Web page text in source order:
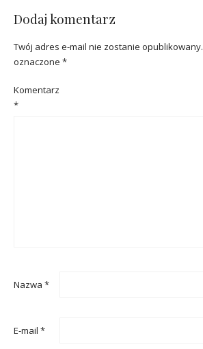
Dodaj komentarz
Twój adres e-mail nie zostanie opublikowany.
oznaczone *
Komentarz
*
Nazwa *
E-mail *